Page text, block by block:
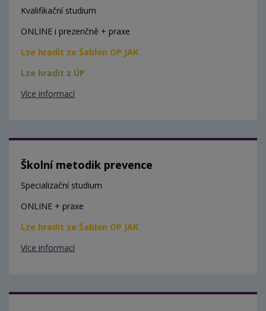
Kvalifikační studium
ONLINE i prezenčně + praxe
Lze hradit ze Šablon OP JAK
Lze hradit z ÚP
Více informací
Školní metodik prevence
Specializační studium
ONLINE + praxe
Lze hradit ze Šablon OP JAK
Více informací